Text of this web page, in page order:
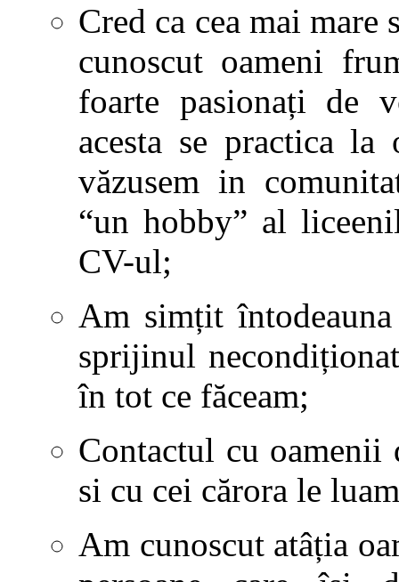
Cred ca cea mai
cunoscut oameni
foarte pasionați de
acesta se practica
văzusem in
“un hobby” al
CV-ul;
Am simțit
sprijinul
în tot ce făceam;
Contactul cu oamenii
si cu cei cărora le
Am cunoscut atâția